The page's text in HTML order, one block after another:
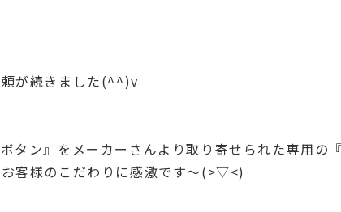
が続きました(^^)v
タン』をメーカーさんより取り寄せられた専用の
客様のこだわりに感激です～(>▽<)